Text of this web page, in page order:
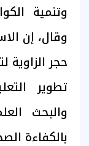
وتنمية
وقال، إن
حجر
تطوير
والبحث
بالكفاءة